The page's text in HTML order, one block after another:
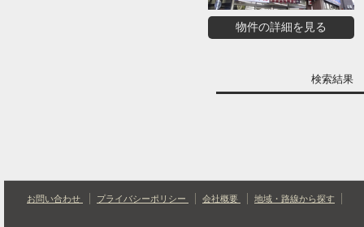
物件の詳細を見る
検索結
お問い合わせ プライバシーポリシー 会社概要 地域・路線から探す